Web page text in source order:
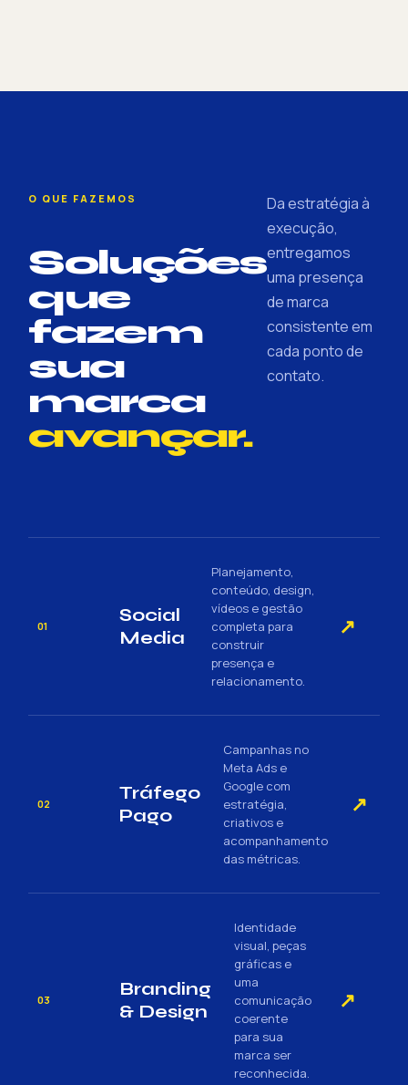
O QUE FAZEMOS
Soluções
que
fazem
sua
marca
avançar.
Da estratégia à
execução,
entregamos
uma presença
de marca
consistente em
cada ponto de
contato.
01
Social
Media
Planejamento,
conteúdo, design,
vídeos e gestão
completa para
construir
presença e
relacionamento.
↗
02
Tráfego
Pago
Campanhas no
Meta Ads e
Google com
estratégia,
criativos e
acompanhamento
das métricas.
↗
03
Branding
& Design
Identidade
visual, peças
gráficas e
uma
comunicação
coerente
para sua
marca ser
reconhecida.
↗